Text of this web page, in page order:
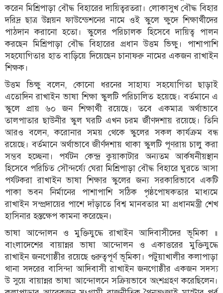
করেন মিশ্রিপাড়া বৌদ্ধ বিহারের দায়িত্বরতরা। লোকাসুখ বৌদ্ধ বিহার
দরিদ্র ছাত্র উন্নয়ন ফাউন্ডেশনের নামে ওই স্কুলে ক্ষুদে শিক্ষার্থীদের
পাঠদান করানো হতো। স্কুলের পরিচালক হিসেবে দায়িত্ব পালন
করছেন মিশ্রিপাড়া বৌদ্ধ বিহারের প্রধান উত্তম ভিক্ষু। পাশাপাশি
সহযোগিতার হাত বাড়িয়ে দিয়েছেন চানাফরু নামের একজন রাখাইন
শিক্ষক।
উত্তম ভিক্ষু বলেন, কোনো ধরনের সাহায্য সহযোগিতা ছাড়াই
এতোদিন রাখাইন ভাষা শিক্ষা স্কুলটি পরিচালিত হয়েছে। বর্তমানে এ
স্কুলে প্রায় ৬০ জন শিক্ষার্থী রয়েছে। তবে একমাত্র অর্থাভাবে
তালপাতার ছাউনীর স্কুল ঘরটি এখন চরম র্জীণদশায় রয়েছে। তিনি
আরও বলেন, করোনার সময় থেকে স্কুলের সকল কার্যক্রম বন্ধ
রয়েছে। বর্তমানে অর্থাভাবে জীর্ণদশায় থাকা স্কুলটি পূণরায় চালু করা
সম্ভব হচ্ছেনা। পর্যটন কেন্দ্র কুয়াকাটার অন্যতম আর্কষনীয়স্থান
হিসেবে পরিচিত সৌন্দর্য্যে ঘেরা মিশ্রিপাড়া বৌদ্ধ বিহারে ঘুরতে আসা
পর্যটকরা রাখাইন ভাষা শিক্ষার স্কুলের জন্য সরকারিভাবে একটি
পাকা ভবন নির্মানের পাশাপাশি সঠিক পৃষ্ঠপোষকতার মাধ্যমে
রাখাইন সম্প্রদায়ের পাশে দাঁড়াতে বিশ্ব মানবতার মা প্রধানমন্ত্রী শেখ
হাসিনার হস্তক্ষেপ কামনা করেছেন।
ভাষা আন্দোলন ও মুক্তিযুদ্ধে রাখাইন আদিবাসীদের ভূমিকা ॥
বাংলাদেশের বায়ান্নর ভাষা আন্দোলন ও একাত্তরের মুক্তিযুদ্ধে
রাখাইন জনগোষ্ঠীর রয়েছে গুরুত্বপূর্ণ ভূমিকা। পটুয়াখালীর কলাপাড়া
থানা সদরের বাসিন্দা আদিবাসী রাখাইন জনগোষ্ঠীর একজন সদস্য
উ সুয়ে বায়ান্নর ভাষা আন্দোলনে সক্রিয়ভাবে অংশগ্রহণ করেছিলেন।